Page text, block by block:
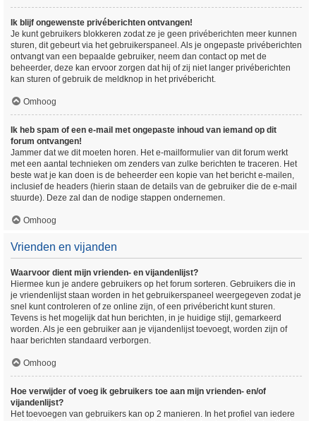
Ik blijf ongewenste privéberichten ontvangen!
Je kunt gebruikers blokkeren zodat ze je geen privéberichten meer kunnen
sturen, dit gebeurt via het gebruikerspaneel. Als je ongepaste privéberichten
ontvangt van een bepaalde gebruiker, neem dan contact op met de
beheerder, deze kan ervoor zorgen dat hij of zij niet langer privéberichten
kan sturen of gebruik de meldknop in het privébericht.
Omhoog
Ik heb spam of een e-mail met ongepaste inhoud van iemand op dit
forum ontvangen!
Jammer dat we dit moeten horen. Het e-mailformulier van dit forum werkt
met een aantal technieken om zenders van zulke berichten te traceren. Het
beste wat je kan doen is de beheerder een kopie van het bericht e-mailen,
inclusief de headers (hierin staan de details van de gebruiker die de e-mail
stuurde). Deze zal dan de nodige stappen ondernemen.
Omhoog
Vrienden en vijanden
Waarvoor dient mijn vrienden- en vijandenlijst?
Hiermee kun je andere gebruikers op het forum sorteren. Gebruikers die in
je vriendenlijst staan worden in het gebruikerspaneel weergegeven zodat je
snel kunt controleren of ze online zijn, of een privébericht kunt sturen.
Tevens is het mogelijk dat hun berichten, in je huidige stijl, gemarkeerd
worden. Als je een gebruiker aan je vijandenlijst toevoegt, worden zijn of
haar berichten standaard verborgen.
Omhoog
Hoe verwijder of voeg ik gebruikers toe aan mijn vrienden- en/of
vijandenlijst?
Het toevoegen van gebruikers kan op 2 manieren. In het profiel van iedere